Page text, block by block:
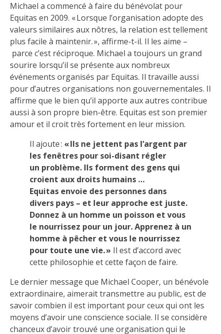
Michael a commencé à faire du bénévolat pour
Equitas en 2009. « Lorsque l’organisation adopte des
valeurs similaires aux nôtres, la relation est tellement
plus facile à maintenir. », affirme-t-il. Il les aime –
parce c’est réciproque. Michael a toujours un grand
sourire lorsqu’il se présente aux nombreux
événements organisés par Equitas. Il travaille aussi
pour d’autres organisations non gouvernementales. Il
affirme que le bien qu’il apporte aux autres contribue
aussi à son propre bien-être. Equitas est son premier
amour et il croit très fortement en leur mission.
Il ajoute : « Ils ne jettent pas l’argent par
les fenêtres pour soi-disant régler
un problème. Ils forment des gens qui
croient aux droits humains …
Equitas envoie des personnes dans
divers pays – et leur approche est juste.
Donnez à un homme un poisson et vous
le nourrissez pour un jour. Apprenez à un
homme à pêcher et vous le nourrissez
pour toute une vie. » Il est d’accord avec
cette philosophie et cette façon de faire.
Le dernier message que Michael Cooper, un bénévole
extraordinaire, aimerait transmettre au public, est de
savoir combien il est important pour ceux qui ont les
moyens d’avoir une conscience sociale. Il se considère
chanceux d’avoir trouvé une organisation qui le